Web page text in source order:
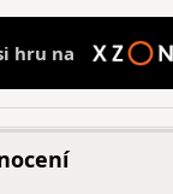
hru na